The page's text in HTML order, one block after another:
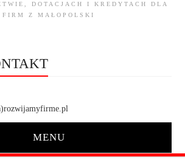
DOTACJACH I KREDYTACH DLA
FIRM Z MAŁOPOLSKI
MENU